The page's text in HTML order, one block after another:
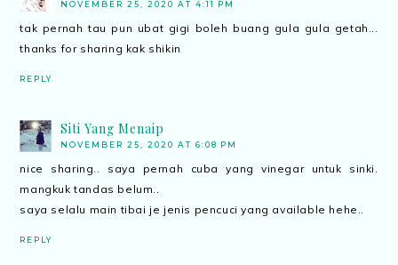
NOVEMBER 25, 2020 AT 4:11 PM
tak pernah tau pun ubat gigi boleh buang gula gula getah...
thanks for sharing kak shikin
REPLY
Siti Yang Menaip
NOVEMBER 25, 2020 AT 6:08 PM
nice sharing.. saya pernah cuba yang vinegar untuk sinki.
mangkuk tandas belum..
saya selalu main tibai je jenis pencuci yang available hehe..
REPLY